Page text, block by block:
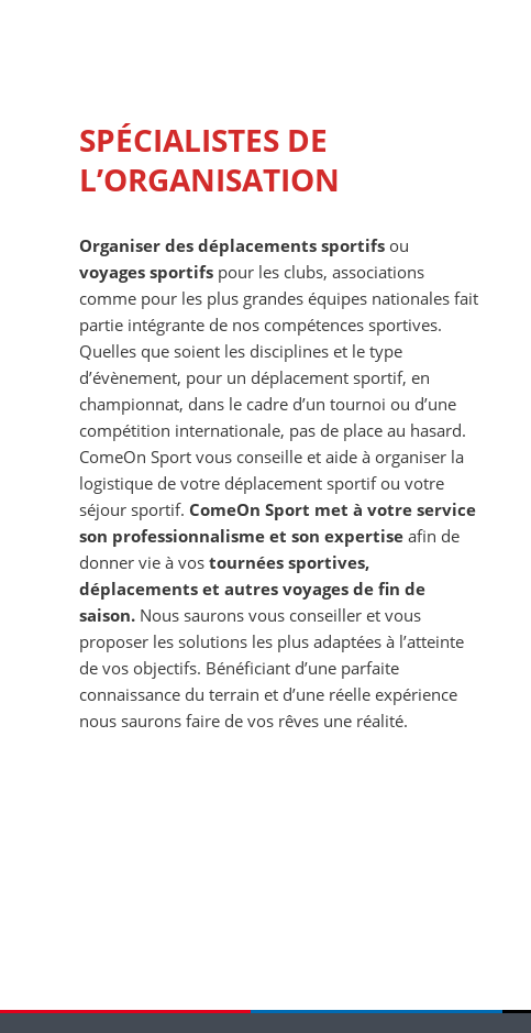
SPÉCIALISTES DE
L’ORGANISATION
Organiser des déplacements sportifs ou
voyages sportifs pour les clubs, associations
comme pour les plus grandes équipes nationales fait
partie intégrante de nos compétences sportives.
Quelles que soient les disciplines et le type
d’évènement, pour un déplacement sportif, en
championnat, dans le cadre d’un tournoi ou d’une
compétition internationale, pas de place au hasard.
ComeOn Sport vous conseille et aide à organiser la
logistique de votre déplacement sportif ou votre
séjour sportif. ComeOn Sport met à votre service
son professionnalisme et son expertise afin de
donner vie à vos tournées sportives,
déplacements et autres voyages de fin de
saison. Nous saurons vous conseiller et vous
proposer les solutions les plus adaptées à l’atteinte
de vos objectifs. Bénéficiant d’une parfaite
connaissance du terrain et d’une réelle expérience
nous saurons faire de vos rêves une réalité.